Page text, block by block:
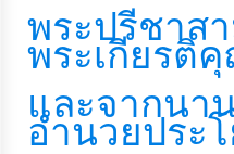
ส่ง
เสริม
ความ
โปร่งใส
พระปรีชาส
พระเกียรติ
และจากนา
อำนวยประ